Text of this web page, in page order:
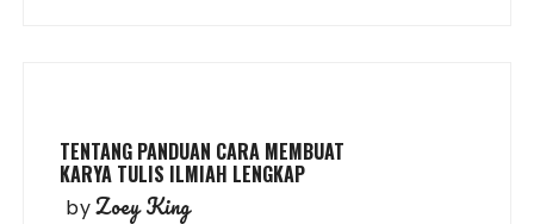
TENTANG PANDUAN CARA MEMBUAT
KARYA TULIS ILMIAH LENGKAP
byZoey King